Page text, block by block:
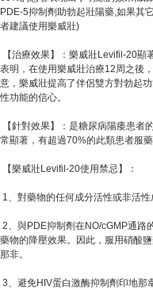
PDE-5抑制劑助勃起壯陽藥,如果其
者建議使用樂威壯)
【治療效果】：樂威壯Levifil-20顯
表明，在使用樂威壯治療12周之後
意，樂威壯提高了伴侶雙方對勃起
性功能的信心。
【針對效果】：是糖尿病陽痿患者
常顯著，有超過70%的此類患者服
【樂威壯Levifil-20使用禁忌】：
1、對藥物的任何成分活性或非活性
2、與PDE抑制劑在NO/cGMP通路
藥物的降壓效果。因此，服用硝酸
那非。
3、避免HIV蛋白激酶抑制劑印地那